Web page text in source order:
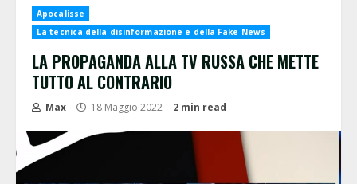
Apocalisse
La tecnica della disinformazione e della Fake News
LA PROPAGANDA ALLA TV RUSSA CHE METTE
TUTTO AL CONTRARIO
Max 18 Maggio 2022 2 min read